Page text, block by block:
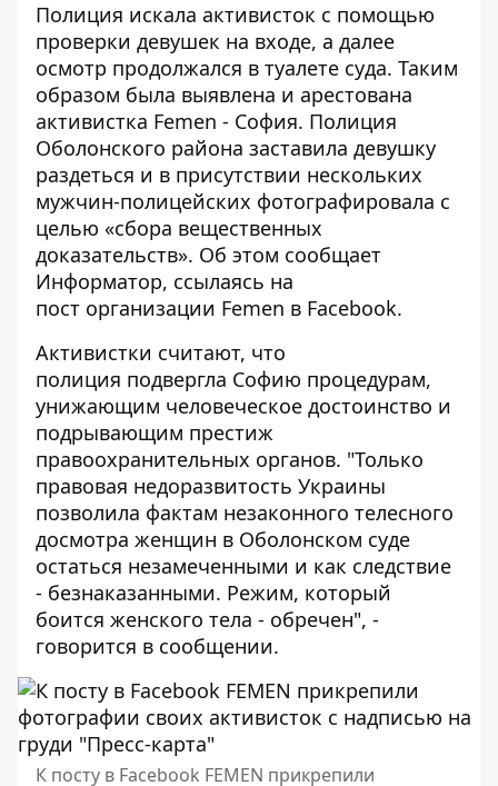
Полиция искала активисток с помощью
проверки девушек на входе, а далее
осмотр продолжался в туалете суда. Таким
образом была выявлена и арестована
активистка Femen - София. Полиция
Оболонского района заставила девушку
раздеться и в присутствии нескольких
мужчин-полицейских фотографировала с
целью «сбора вещественных
доказательств». Об этом сообщает
Информатор, ссылаясь на
пост организации Femen в Facebook.
Активистки считают, что
полиция подвергла Софию процедурам,
унижающим человеческое достоинство и
подрывающим престиж
правоохранительных органов. "Только
правовая недоразвитость Украины
позволила фактам незаконного телесного
досмотра женщин в Оболонском суде
остаться незамеченными и как следствие
- безнаказанными. Режим, который
боится женского тела - обречен", -
говорится в сообщении.
К посту в Facebook FEMEN прикрепили